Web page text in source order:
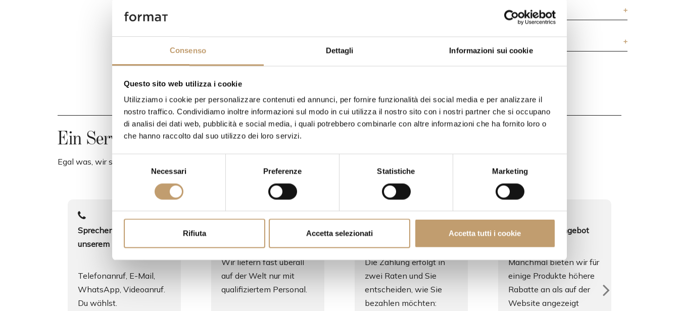
Consenso Dettagli Informazioni sui cookie
Questo sito web utilizza i cookie
Utilizziamo i cookie per personalizzare contenuti ed annunci, per fornire funzionalità dei social media e per analizzare il
nostro traffico. Condividiamo inoltre informazioni sul modo in cui utilizza il nostro sito con i nostri partner che si occupano
di analisi dei dati web, pubblicità e social media, i quali potrebbero combinarle con altre informazioni che ha fornito loro o
che hanno raccolto dal suo utilizzo dei loro servizi.
S
o
e
e
l
c
Necessari Preferenze Statistiche Marketing
Rifiuta Accetta selezionati Accetta tutti i cookie
Ein Service zu Ihren Diensten
Egal was, wir sind immer da
Sprechen Sie mit
unserem Team
Telefonanruf, E-Mail,
WhatsApp, Videoanruf.
Du wählst.
Wir liefern fast überall
auf der Welt nur mit
qualifiziertem Personal.
Sichere Zahlungen
Die Zahlung erfolgt in
zwei Raten und Sie
entscheiden, wie Sie
bezahlen möchten:
Individuelles Angebot
Manchmal bieten wir für
einige Produkte höhere
Rabatte an als auf der
Website angezeigt